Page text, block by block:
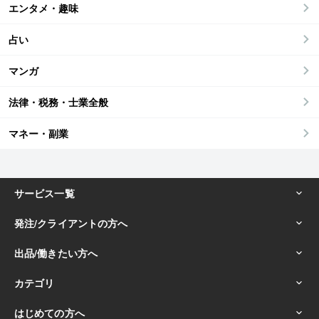
エンタメ・趣味
占い
マンガ
法律・税務・士業全般
マネー・副業